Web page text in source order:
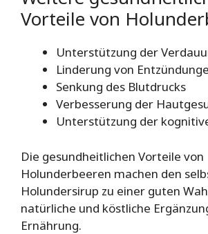
Vorteile von
Unterstützung der
Linderung von
Senkung des Blutdrucks
Verbesserung der
Unterstützung der
Die gesundheitlichen Vorteile von
Holunderbeeren machen den
Holundersirup zu einer guten
natürliche und köstliche
Ernährung.